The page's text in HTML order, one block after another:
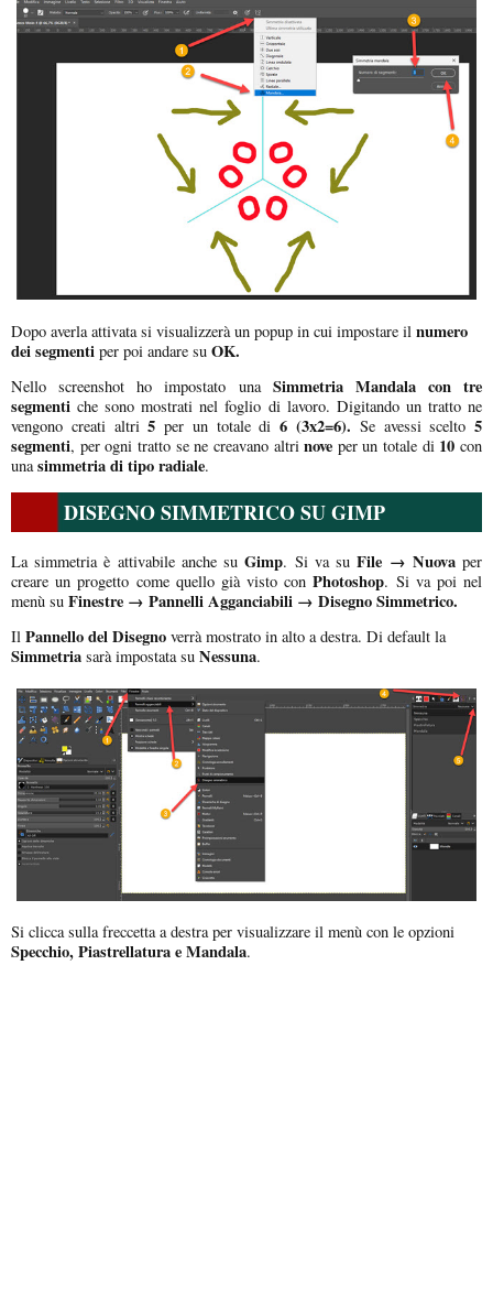
Dopo averla attivata si visualizzerà un popup in cui impostare il numero
dei segmenti per poi andare su OK.
Nello screenshot ho impostato una Simmetria Mandala con tre
segmenti che sono mostrati nel foglio di lavoro. Digitando un tratto ne
vengono creati altri5 per un totale di6 (3x2=6). Se avessi scelto5
segmenti, per ogni tratto se ne creavano altrinove per un totale di 10 con
unasimmetria di tipo radiale.
DISEGNO SIMMETRICO SU GIMP
La simmetria è attivabile anche su Gimp. Si va su File → Nuovaper
creare un progetto come quello già visto conPhotoshop. Si va poi nel
menù su Finestre → Pannelli Agganciabili → Disegno Simmetrico.
Il Pannello del Disegno verrà mostrato in alto a destra. Di default la
Simmetria sarà impostata su Nessuna.
Si clicca sulla freccetta a destra per visualizzare il menù con le opzioni
Specchio, Piastrellatura e Mandala.